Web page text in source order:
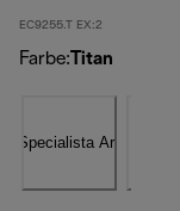
EC9255.T EX:2
Farbe: Titan